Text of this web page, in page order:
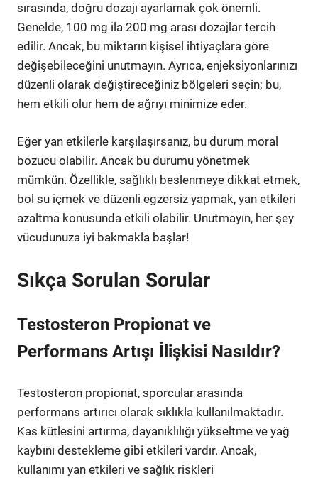
sırasında, doğru dozajı ayarlamak çok önemli.
Genelde, 100 mg ila 200 mg arası dozajlar tercih
edilir. Ancak, bu miktarın kişisel ihtiyaçlara göre
değişebileceğini unutmayın. Ayrıca, enjeksiyonlarınızı
düzenli olarak değiştireceğiniz bölgeleri seçin; bu,
hem etkili olur hem de ağrıyı minimize eder.
Eğer yan etkilerle karşılaşırsanız, bu durum moral
bozucu olabilir. Ancak bu durumu yönetmek
mümkün. Özellikle, sağlıklı beslenmeye dikkat etmek,
bol su içmek ve düzenli egzersiz yapmak, yan etkileri
azaltma konusunda etkili olabilir. Unutmayın, her şey
vücudunuza iyi bakmakla başlar!
Sıkça Sorulan Sorular
Testosteron Propionat ve
Performans Artışı İlişkisi Nasıldır?
Testosteron propionat, sporcular arasında
performans artırıcı olarak sıklıkla kullanılmaktadır.
Kas kütlesini artırma, dayanıklılığı yükseltme ve yağ
kaybını destekleme gibi etkileri vardır. Ancak,
kullanımı yan etkileri ve sağlık riskleri